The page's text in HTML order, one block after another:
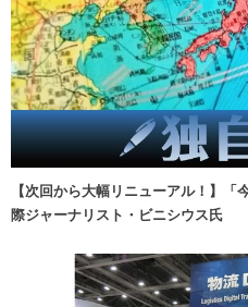
【次回から大幅リニューアル！】
際ジャーナリスト・ビニシウス氏